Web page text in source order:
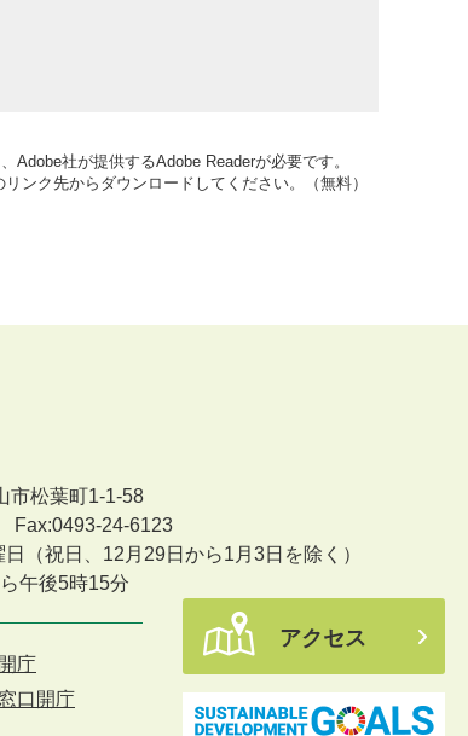
Adobe社が提供するAdobe Readerが必要です。
ンク先からダウンロードしてください。（無料）
松葉町1-1-58
Fax:0493-24-6123
（祝日、12月29日から1月3日を除く）
午後5時15分
庁
口開庁
アクセス